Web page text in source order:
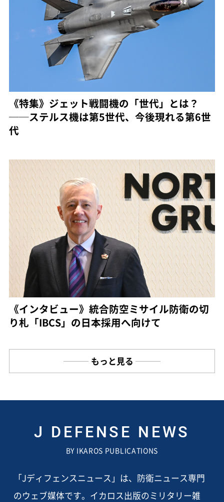
《特集》ジェット戦闘機の「世代」とは？
──ステルス機は第5世代、今後現れる第6世
代
《インタビュー》統合防空ミサイル防衛の切
り札「IBCS」の日本採用へ向けて
もっと見る
J DEFENSE NEWS
BY IKAROS PUBLICATIONS
「Jディフェンスニュース」は、防衛ニュース専門
のウェブ媒体です。イカロス出版のミリタリー雑